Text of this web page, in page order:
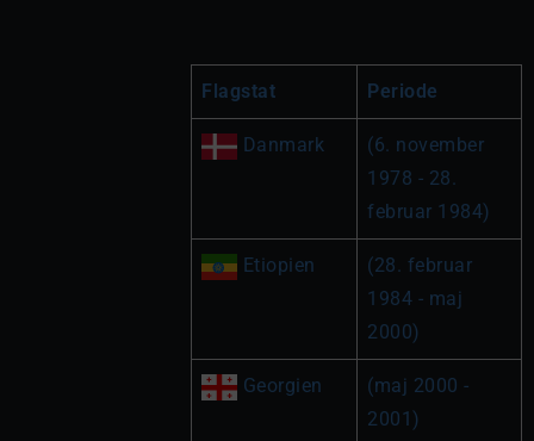
Flagstat Periode
(6. november
1978 - 28.
februar 1984)
Etiopien
(28. februar
1984 - maj
2000)
Georgien
(maj 2000 -
2001)